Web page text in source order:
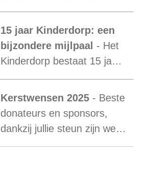
van Mama Ester. We
starten de zoektocht naar
een nieuwe mama met een
warm hart voor onze
15 jaar Kinderdorp: een
bijzondere mijlpaal - Het
Kinderdorp bestaat 15 jaar
en groeide uit tot een plek
waar honderden kinderen
een stabiele toekomst
vonden.
Kerstwensen 2025 - Beste
donateurs en sponsors,
dankzij jullie steun zijn we
ook in het afgelopen jaar